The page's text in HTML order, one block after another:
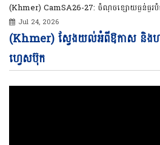
(Khmer) CamSA26-27: ចំណុចខ្សោយធ្ងន់ធ្ង
Jul 24, 2026
(Khmer) ស្វែងយល់អំពីឱកាស និងហា
ហ្វេសប៊ុក